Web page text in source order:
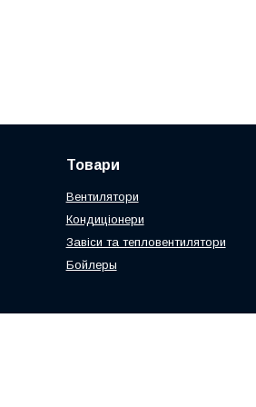
Товари
Вентилятори
Кондиціонери
Завіси та тепловентилятори
Бойлеры